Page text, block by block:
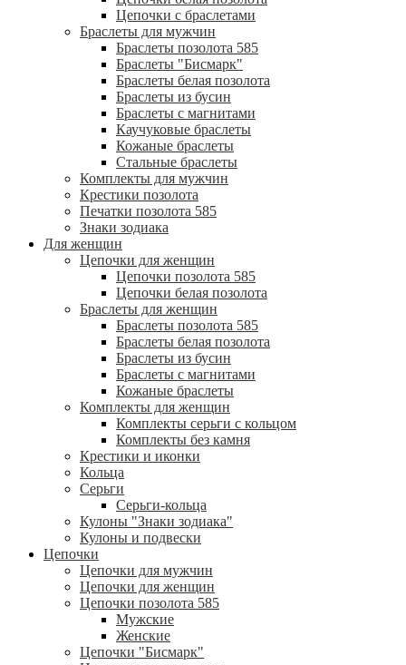
Цепочки с браслетами
Браслеты для мужчин
Браслеты позолота 585
Браслеты "Бисмарк"
Браслеты белая позолота
Браслеты из бусин
Браслеты с магнитами
Каучуковые браслеты
Кожаные браслеты
Стальные браслеты
Комплекты для мужчин
Крестики позолота
Печатки позолота 585
Знаки зодиака
Для женщин
Цепочки для женщин
Цепочки позолота 585
Цепочки белая позолота
Браслеты для женщин
Браслеты позолота 585
Браслеты белая позолота
Браслеты из бусин
Браслеты с магнитами
Кожаные браслеты
Комплекты для женщин
Комплекты серьги с кольцом
Комплекты без камня
Крестики и иконки
Кольца
Серьги
Серьги-кольца
Кулоны "Знаки зодиака"
Кулоны и подвески
Цепочки
Цепочки для мужчин
Цепочки для женщин
Цепочки позолота 585
Мужские
Женские
Цепочки "Бисмарк"